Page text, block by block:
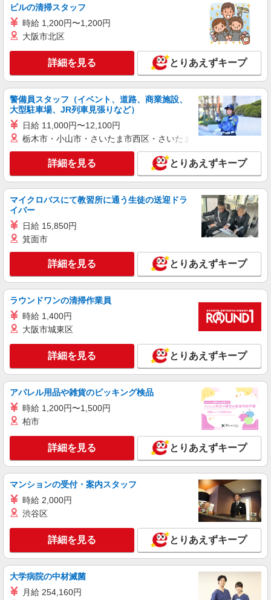
パート
ライフ東五反田店（店舗コード612）
時給1,235円以上
ライフ東五反田店 東京都品川区東五反田2-19-
6
キープ 詳細を見る
アルバイト
ライフドラッグプラス品川御殿山店（店舗コード618）
作業場清掃
時給1,500円以上
ライフドラッグプラス品川御殿山店 東京都品
詳細を見る
ライフ大崎百反通店（店舗コード864）
青果
時給1,235円以上
ライフ大崎百反通店 東京都品川区大崎4-13-2
キープ 詳細を見る
パート
ライフ大崎百反通店（店舗コード864）
ライフ大崎百反通店 東京都品川区大崎4-13-2
キープ 詳細を見る
アルバイト
ライフ大崎ニューシティ店（店舗コード878）
時給1,500円
ライフ大崎ニューシティ店 東京都品川区大崎
1-6-45号館
キープ 詳細を見る
ビルの清掃スタッフ
時給 1,200円〜1,200円
大阪市北区
詳細を見る とりあえずキープ
警備員スタッフ（イベント、道路、商業施設、
大型駐車場、JR列車見張りなど）
日給 11,000円〜12,100円
栃木市・小山市・さいたま市西区・さいたま市岩槻区・久喜市・
詳細を見る とりあえずキープ
マイクロバスにて教習所に通う生徒の送迎ドラ
イバー
日給 15,850円
箕面市
詳細を見る とりあえずキープ
ラウンドワンの清掃作業員
時給 1,400円
大阪市城東区
詳細を見る とりあえずキープ
アパレル用品や雑貨のピッキング検品
時給 1,200円〜1,500円
柏市
詳細を見る とりあえずキープ
マンションの受付・案内スタッフ
時給 2,000円
渋谷区
詳細を見る とりあえずキープ
大学病院の中材滅菌
月給 254,160円